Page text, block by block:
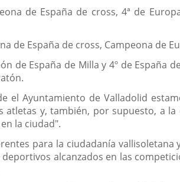
de España de cross, 4ª de
de España de cross, Campeona de
de España de Milla y 4º de
el Ayuntamiento de Valladolid
y, también, por supuesto, a
la ciudad".
para la ciudadanía
alcanzados en las